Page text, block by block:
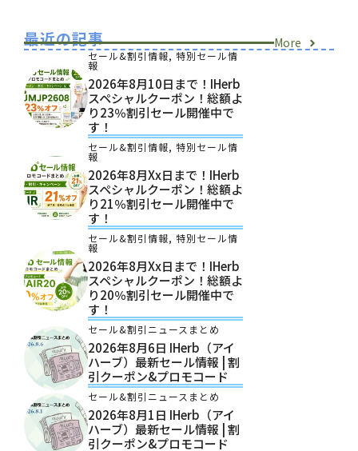
最近の記事 More
セール&割引情報, 特別セール情
報
2026年8月10日まで！iHerb
スペシャルクーポン！総額よ
り23％割引セール開催中で
す！
セール&割引情報, 特別セール情
報
2026年8月xx日まで！iHerb
スペシャルクーポン！総額よ
り21％割引セール開催中で
す！
セール&割引情報, 特別セール情
報
2026年8月xx日まで！iHerb
スペシャルクーポン！総額よ
り20％割引セール開催中で
す！
セール&割引ニュースまとめ
2026年8月6日 IHerb（アイ
ハーブ）最新セール情報 | 割
引クーポン&プロモコード
セール&割引ニュースまとめ
2026年8月1日 IHerb（アイ
ハーブ）最新セール情報 | 割
引クーポン&プロモコード